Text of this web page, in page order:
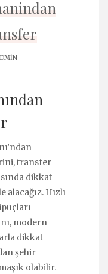
transfer
dikkat
Hızlı
modern
dikkat
şehir
olabilir.